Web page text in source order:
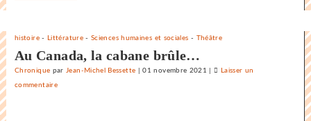
histoire- Littérature-Sciences humaines et sociales - Théâtre
Au Canada, la cabane brûle…
Chronique par Jean-Michel Bessette |01 novembre 2021 Laisser un
commentaireon